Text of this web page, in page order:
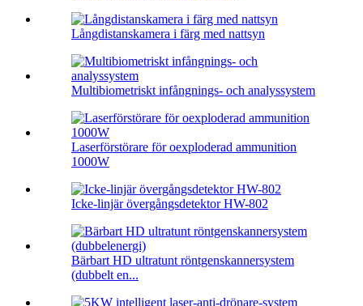
Långdistanskamera i färg med nattsyn
Multibiometriskt infångnings- och analyssystem
Laserförstörare för oexploderad ammunition
1000W
Icke-linjär övergångsdetektor HW-802
Bärbart HD ultratunt röntgenskannersystem
(dubbelt en...